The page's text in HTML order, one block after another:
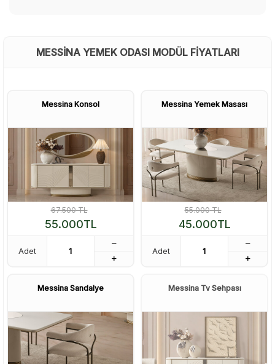
MESSINA YEMEK ODASI MODÜL FIYATLARI
Messina Konsol
67.500TL
55.000TL
Adet
Messina Yemek Masası
55.000TL
45.000TL
Adet
Messina Sandalye Messina Tv Sehpası